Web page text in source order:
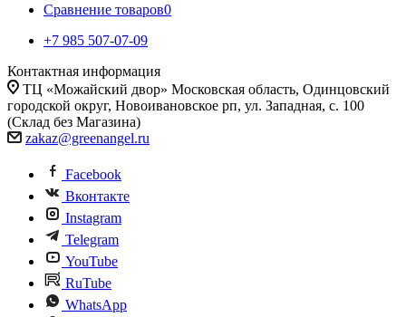
Сравнение товаров0
+7 985 507-07-09
Контактная информация
ТЦ «Можайский двор» Московская область, Одинцовский
городской округ, Новоивановское рп, ул. Западная, с. 100
(Склад без Магазина)
zakaz@greenangel.ru
Facebook
Вконтакте
Instagram
Telegram
YouTube
RuTube
WhatsApp